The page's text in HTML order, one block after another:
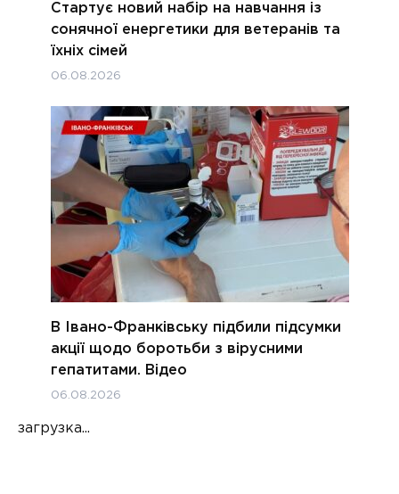
Стартує новий набір на навчання із
сонячної енергетики для ветеранів та
їхніх сімей
06.08.2026
В Івано-Франківську підбили підсумки
акції щодо боротьби з вірусними
гепатитами. Відео
06.08.2026
загрузка...